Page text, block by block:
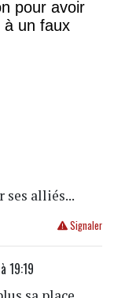
pour avoir
à un faux
ses alliés...
Signaler
19:19